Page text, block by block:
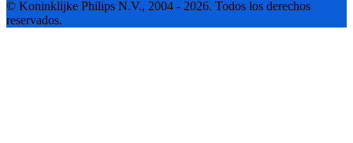
© Koninklijke Philips N.V., 2004 - 2026. Todos los derechos
reservados.